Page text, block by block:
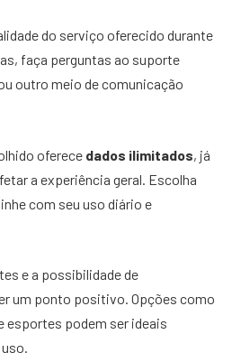
do serviço oferecido durante
faça perguntas ao suporte
outro meio de comunicação
oferece dados ilimitados, já
a experiência geral. Escolha
com seu uso diário e
e a possibilidade de
um ponto positivo. Opções como
esportes podem ser ideais